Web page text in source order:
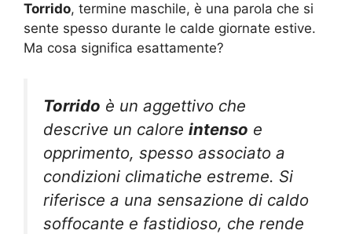
Torrido, termine maschile, è una parola che si
sente spesso durante le calde giornate estive.
Ma cosa significa esattamente?
Torrido è un aggettivo che
descrive un calore intenso e
opprimento, spesso associato a
condizioni climatiche estreme. Si
riferisce a una sensazione di caldo
soffocante e fastidioso, che rende